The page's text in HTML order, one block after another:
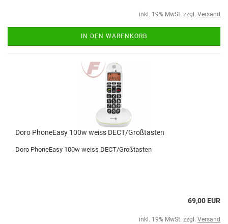
inkl. 19% MwSt. zzgl. Versand
IN DEN WARENKORB
Doro PhoneEasy 100w weiss DECT/Großtasten
Doro PhoneEasy 100w weiss DECT/Großtasten
69,00 EUR
inkl. 19% MwSt. zzgl. Versand